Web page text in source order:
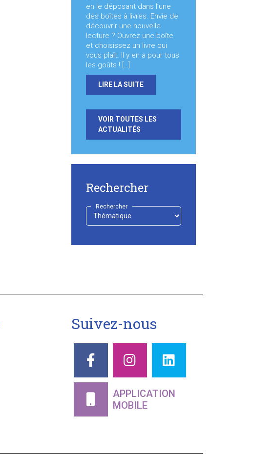
en le déposant dans l’une
des boîtes à livres. Envie de
découvrir une nouvelle
lecture ? Ouvrez une boîte
et choisissez un livre qui
vous plaît. Il y en a pour tous
les goûts ! […]
LIRE LA SUITE
VOIR TOUTES LES
ACTUALITÉS
Rechercher
Rechercher
Choisir
Suivez-nous
APPLICATION
MOBILE